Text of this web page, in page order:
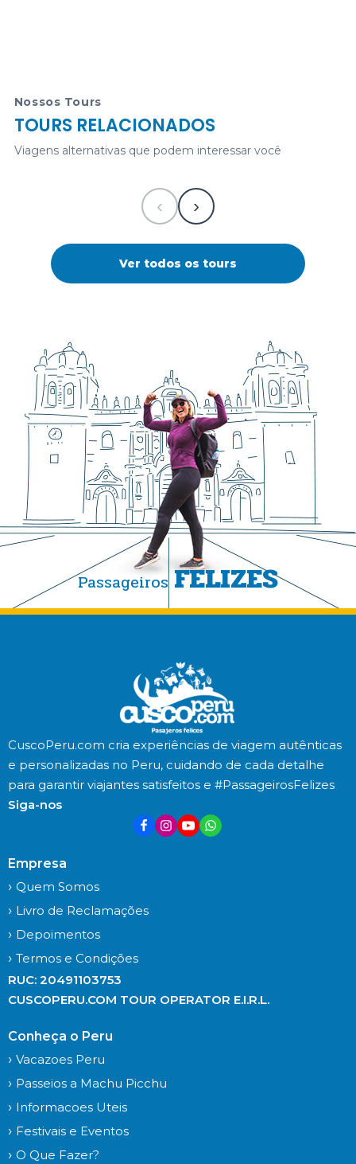
VISA -
CuscoPeru.com e-
Nossos Tours
TOURS RELACIONADOS
Viagens alternativas que podem interessar você
‹ ›
Machu Picchu
1 Dia desde
Ver todos os tours
Passageiros FELIZES
CuscoPeru.com cria experiências de viagem autênticas
e personalizadas no Peru, cuidando de cada detalhe
para garantir viajantes satisfeitos e #PassageirosFelizes
Siga-nos
Empresa
Quem Somos
Livro de Reclamações
Depoimentos
Termos e Condições
RUC: 20491103753
CUSCOPERU.COM TOUR OPERATOR E.I.R.L.
Conheça o Peru
Vacazoes Peru
Passeios a Machu Picchu
Informacoes Uteis
Festivais e Eventos
O Que Fazer?